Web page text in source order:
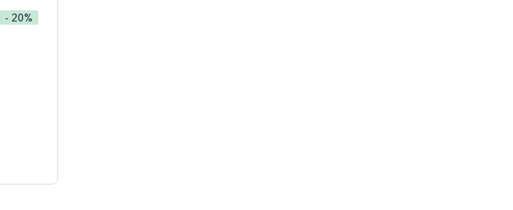
- 20%